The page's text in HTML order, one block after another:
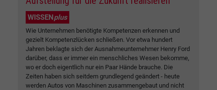
WISSENplus
Wie Unternehmen benötigte Kompetenzen erkennen und
gezielt Kompetenzlücken schließen. Vor etwa hundert
Jahren beklagte sich der Ausnahmeunternehmer Henry Ford
darüber, dass er immer ein menschliches Wesen bekomme,
wo er doch eigentlich nur ein Paar Hände brauche. Die
Zeiten haben sich seitdem grundlegend geändert - heute
werden Autos von Maschinen zusammengebaut und nicht